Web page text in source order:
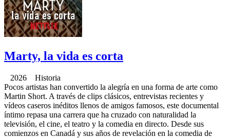
Marty, la vida es corta
2026 Historia
Pocos artistas han convertido la alegría en una forma de arte como
Martin Short. A través de clips clásicos, entrevistas recientes y
vídeos caseros inéditos llenos de amigos famosos, este documental
íntimo repasa una carrera que ha cruzado con naturalidad la
televisión, el cine, el teatro y la comedia en directo. Desde sus
comienzos en Canadá y sus años de revelación en la comedia de